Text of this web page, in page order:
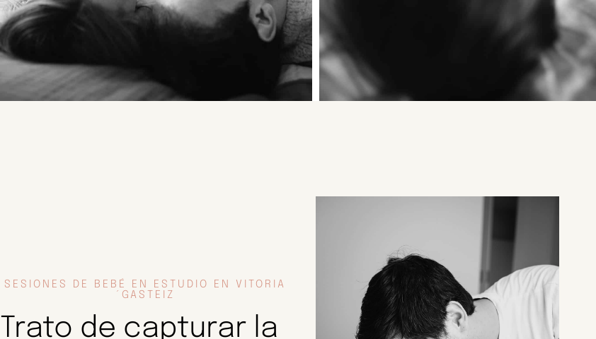
SESIONES DE BEBÉ EN ESTUDIO EN VITORIA
´GASTEIZ
Trato de capturar la